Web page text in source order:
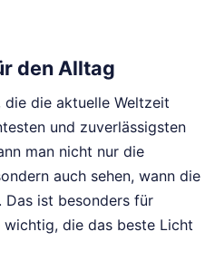
den Alltag
die die aktuelle Weltzeit
und zuverlässigsten
man nicht nur die
auch sehen, wann die
Das ist besonders für
die das beste Licht